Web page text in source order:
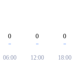
0
06:00
0
12:00
0
18:00